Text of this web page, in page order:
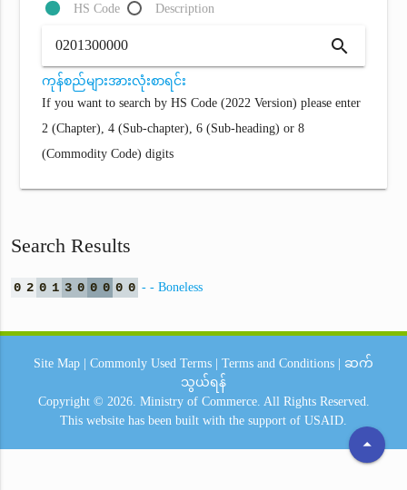
HS Code
Description
search
ကုန်စည်များအားလုံးစာရင်း
If you want to search by HS Code (2022 Version) please enter
2 (Chapter), 4 (Sub-chapter), 6 (Sub-heading) or 8
(Commodity Code) digits
Search Results
0 2 0 1 3 0 0 0 0 0 - - Boneless
arrow_drop_up
Site Map Commonly Used Terms Terms and Conditions
ဆက်
သွယ်ရန်
Copyright © 2026. Ministry of Commerce. All Rights Reserved.
This website has been built with the support of USAID.